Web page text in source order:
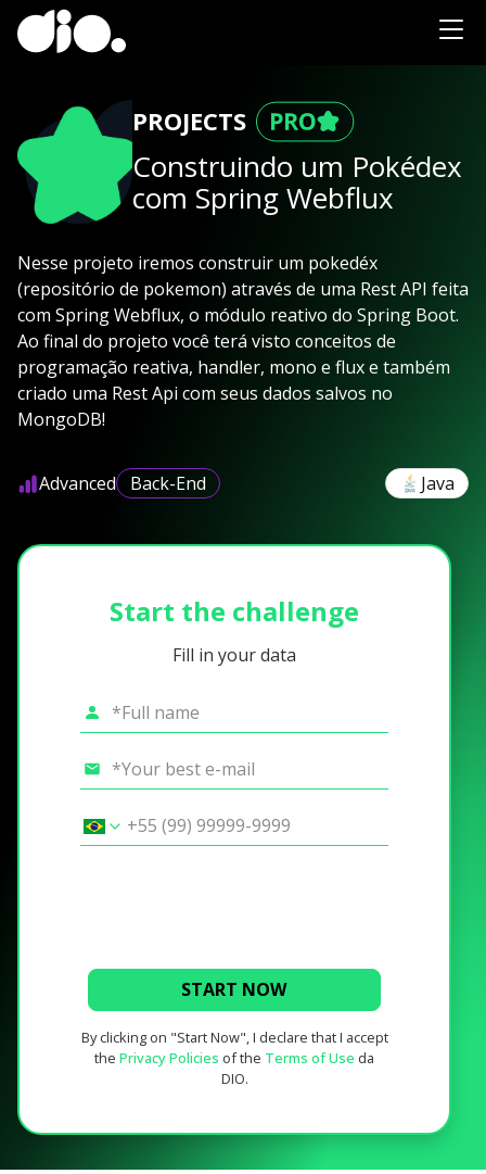
PROJECTS
Construindo um Pokédex
com Spring Webflux
Nesse projeto iremos construir um pokedéx
(repositório de pokemon) através de uma Rest API feita
com Spring Webflux, o módulo reativo do Spring Boot.
Ao final do projeto você terá visto conceitos de
programação reativa, handler, mono e flux e também
criado uma Rest Api com seus dados salvos no
MongoDB!
Advanced Back-End Java
Start the challenge
Fill in your data
START NOW
By clicking on "Start Now", I declare that I accept
the Privacy Policies of the Terms of Use da
DIO.